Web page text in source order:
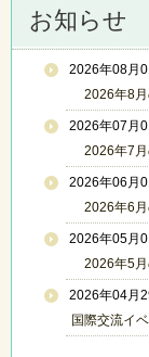
お知らせ
2026年08月
2026年8月
2026年07月
2026年7月
2026年06月
2026年6月
2026年05月
2026年5月
2026年04月
国際交流イ